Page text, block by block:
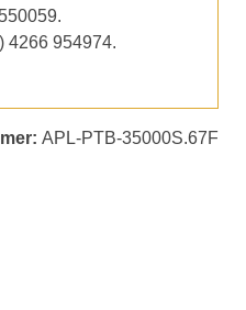
4266 954974.
APL-PTB-35000S.67F